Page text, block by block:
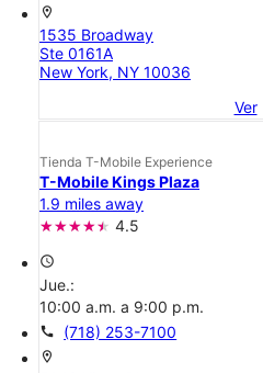
location_on
1535 Broadway
Ste 0161A
New York, NY 10036
Ver
Tienda T-Mobile Experience
T-Mobile Kings Plaza
1.9 miles away
4.5
access_time
Jue.:
10:00 a.m. a 9:00 p.m.
call (718) 253-7100
location_on